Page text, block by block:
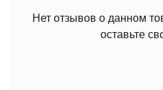
Нет отзывов о данном
оставьте